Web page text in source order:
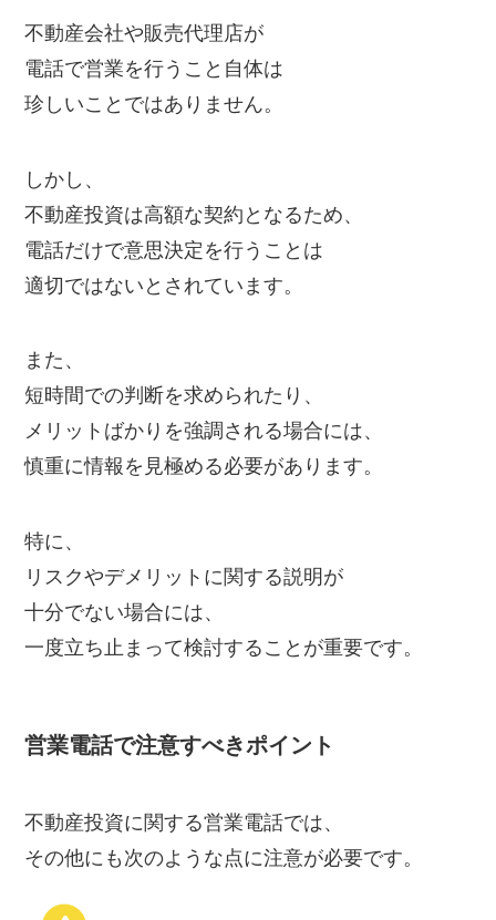
不動産会社や販売代理店が
電話で営業を行うこと自体は
珍しいことではありません。
しかし、
不動産投資は高額な契約となるため、
電話だけで意思決定を行うことは
適切ではないとされています。
また、
短時間での判断を求められたり、
メリットばかりを強調される場合には、
慎重に情報を見極める必要があります。
特に、
リスクやデメリットに関する説明が
十分でない場合には、
一度立ち止まって検討することが重要です。
営業電話で注意すべきポイント
不動産投資に関する営業電話では、
その他にも次のような点に注意が必要です。